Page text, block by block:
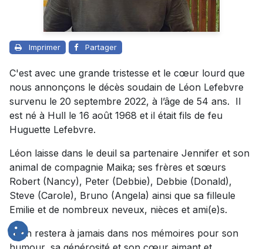
Imprimer Partager
C'est avec une grande tristesse et le cœur lourd que
nous annonçons le décès soudain de Léon Lefebvre
survenu le 20 septembre 2022, à l’âge de 54 ans. Il
est né à Hull le 16 août 1968 et il était fils de feu
Huguette Lefebvre.
Léon laisse dans le deuil sa partenaire Jennifer et son
animal de compagnie Maika; ses frères et sœurs
Robert (Nancy), Peter (Debbie), Debbie (Donald),
Steve (Carole), Bruno (Angela) ainsi que sa filleule
Emilie et de nombreux neveux, nièces et ami(e)s.
Léon restera à jamais dans nos mémoires pour son